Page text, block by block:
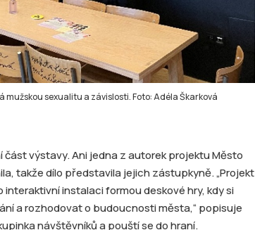
sexualitu a závislosti. Foto: Adéla Škarková
výstavy. Ani jedna z autorek projektu Město
takže dílo představila jejich zástupkyně. „Projekt
instalaci formou deskové hry, kdy si
a rozhodovat o budoucnosti města,“ popisuje
návštěvníků a pouští se do hraní.